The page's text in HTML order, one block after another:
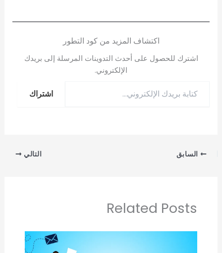
اكتشاف المزيد من كود التطور
اشترك للحصول على أحدث التدوينات المرسلة إلى بريدك
الإلكتروني.
اشتراك
السابق التالي
Related Posts